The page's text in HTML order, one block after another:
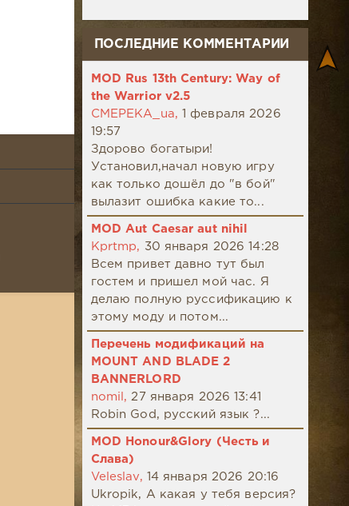
ПОСЛЕДНИЕ КОММЕНТАРИИ
MOD Rus 13th Century: Way of
the Warrior v2.5
CMEPEKA_ua,
1 февраля 2026
19:57
Здорово богатыри!
Установил,начал новую игру
как только дошёл до "в бой"
вылазит ошибка какие то...
MOD Aut Caesar aut nihil
Kprtmp,
30 января 2026 14:28
Всем привет давно тут был
гостем и пришел мой час. Я
делаю полную руссификацию к
этому моду и потом...
Перечень модификаций на
MOUNT AND BLADE 2
BANNERLORD
nomil, 27 января 2026 13:41
Robin God, русский язык ?...
MOD Honour&Glory (Честь и
Слава)
Veleslav,
14 января 2026 20:16
Ukropik, А какая у тебя версия?